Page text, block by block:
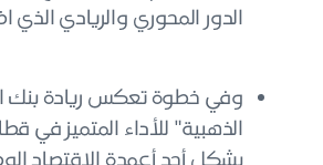
الدور المحوري والريادي الذي
وفي خطوة تعكس ريادة بنك
الذهبية" للأداء المتميز
يشكل أحد أعمدة الاقتصاد